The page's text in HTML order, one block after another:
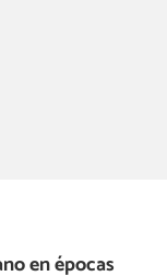
en épocas